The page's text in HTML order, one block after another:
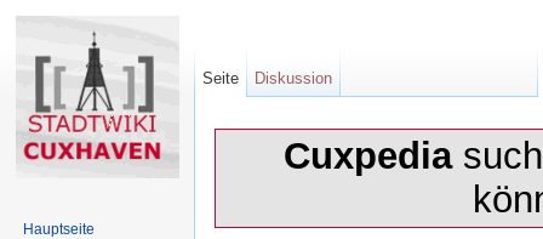
Cuxpedia
Seite Diskussion
Hauptseite